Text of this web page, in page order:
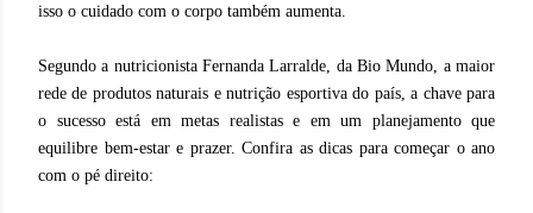
isso o cuidado com o corpo também aumenta.
Segundo a nutricionista Fernanda Larralde, da Bio Mundo, a maior
rede de produtos naturais e nutrição esportiva do país, a chave para
o sucesso está em metas realistas e em um planejamento que
equilibre bem-estar e prazer. Confira as dicas para começar o ano
com o pé direito: